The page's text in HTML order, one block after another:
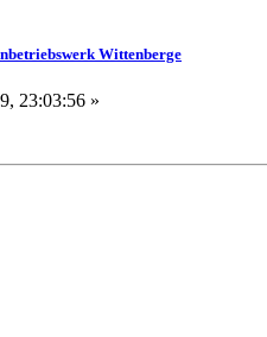
Wittenberge
23:03:56 »